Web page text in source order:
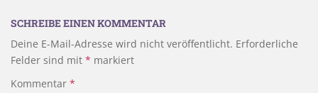
SCHREIBE EINEN KOMMENTAR
Deine E-Mail-Adresse wird nicht veröffentlicht. Erforderliche
Felder sind mit * markiert
Kommentar *